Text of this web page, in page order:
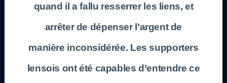
quand il a fallu resserrer les liens, et
arrêter de dépenser l’argent de
manière inconsidérée. Les supporters
lensois ont été capables d’entendre ce